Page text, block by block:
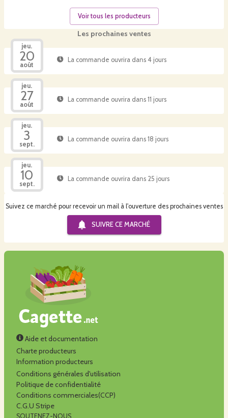
Les prochaines ventes
jeu.
20
août
La commande ouvrira dans 4 jours
jeu.
27
août
La commande ouvrira dans 11 jours
jeu.
3
sept.
La commande ouvrira dans 18 jours
jeu.
10
sept.
La commande ouvrira dans 25 jours
Suivez ce marché pour recevoir un mail à l'ouverture des prochaines ventes
SUIVRE CE MARCHÉ
Voir tous les producteurs
Aide et documentation
Charte producteurs
Information producteurs
Conditions générales d'utilisation
Politique de confidentialité
Conditions commerciales(CCP)
C.G.U Stripe
SOUTENEZ-NOUS